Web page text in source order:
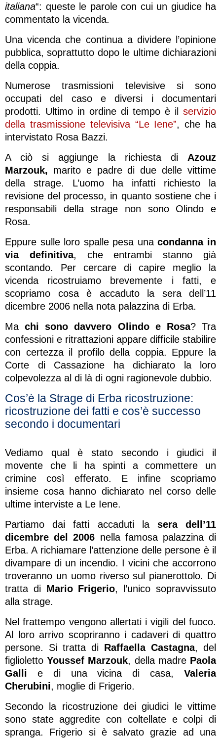
italiana“: queste le parole con cui un giudice ha
commentato la vicenda.
Una vicenda che continua a dividere l’opinione
pubblica, soprattutto dopo le ultime dichiarazioni
della coppia.
Numerose trasmissioni televisive si sono
occupati del caso e diversi i documentari
prodotti. Ultimo in ordine di tempo è il servizio
della trasmissione televisiva “Le Iene”, che ha
intervistato Rosa Bazzi.
A ciò si aggiunge la richiesta di Azouz
Marzouk, marito e padre di due delle vittime
della strage. L’uomo ha infatti richiesto la
revisione del processo, in quanto sostiene che i
responsabili della strage non sono Olindo e
Rosa.
Eppure sulle loro spalle pesa unacondanna in
via definitiva, che entrambi stanno già
scontando. Per cercare di capire meglio la
vicenda ricostruiamo brevemente i fatti, e
scopriamo cosa è accaduto la sera dell’11
dicembre 2006 nella nota palazzina di Erba.
Machi sono davvero Olindo e Rosa? Tra
confessioni e ritrattazioni appare difficile stabilire
con certezza il profilo della coppia. Eppure la
Corte di Cassazione ha dichiarato la loro
colpevolezza al di là di ogni ragionevole dubbio.
Cos’è la Strage di Erba ricostruzione:
ricostruzione dei fatti e cos’è successo
secondo i documentari
Vediamo qual è stato secondo i giudici il
movente che li ha spinti a commettere un
crimine così efferato. E infine scopriamo
insieme cosa hanno dichiarato nel corso delle
ultime interviste a Le Iene.
Partiamo dai fatti accaduti la sera dell’11
dicembre del 2006 nella famosa palazzina di
Erba. A richiamare l’attenzione delle persone è il
divampare di un incendio. I vicini che accorrono
troveranno un uomo riverso sul pianerottolo. Di
tratta diMario Frigerio, l’unico sopravvissuto
alla strage.
Nel frattempo vengono allertati i vigili del fuoco.
Al loro arrivo scopriranno i cadaveri di quattro
persone. Si tratta di Raffaella Castagna, del
figliolettoYoussef Marzouk, della madre Paola
Galli e di una vicina di casa, Valeria
Cherubini, moglie di Frigerio.
Secondo la ricostruzione dei giudici le vittime
sono state aggredite con coltellate e colpi di
spranga. Frigerio si è salvato grazie ad una